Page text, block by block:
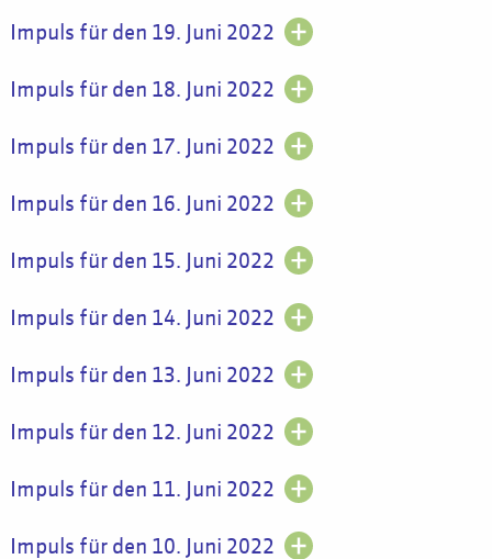
Impuls für den 19. Juni 2022
Impuls für den 18. Juni 2022
Impuls für den 17. Juni 2022
Impuls für den 16. Juni 2022
Impuls für den 15. Juni 2022
Impuls für den 14. Juni 2022
Impuls für den 13. Juni 2022
Impuls für den 12. Juni 2022
Impuls für den 11. Juni 2022
Impuls für den 10. Juni 2022